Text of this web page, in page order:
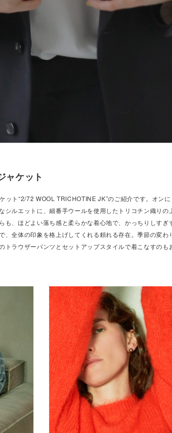
ャケット
ット“2/72 WOOL TRICHOTINE JK”のご紹介です。オン
シルエットに、細番手ウールを使用したトリコチン織りの
も、ほどよい落ち感と柔らかな着心地で、かっちりしすぎ
、全体の印象を格上げしてくれる頼れる存在。季節の変わ
ラウザーパンツとセットアップスタイルで着こなすのも